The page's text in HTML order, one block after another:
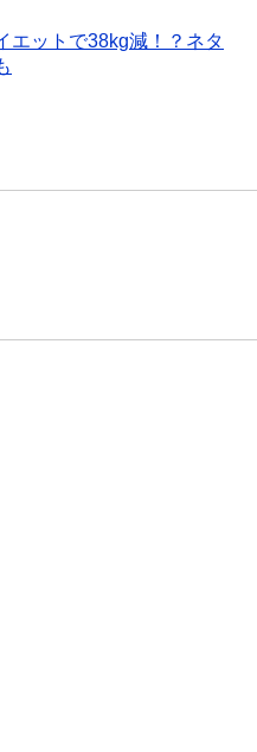
エットで38kg減！？ネタ